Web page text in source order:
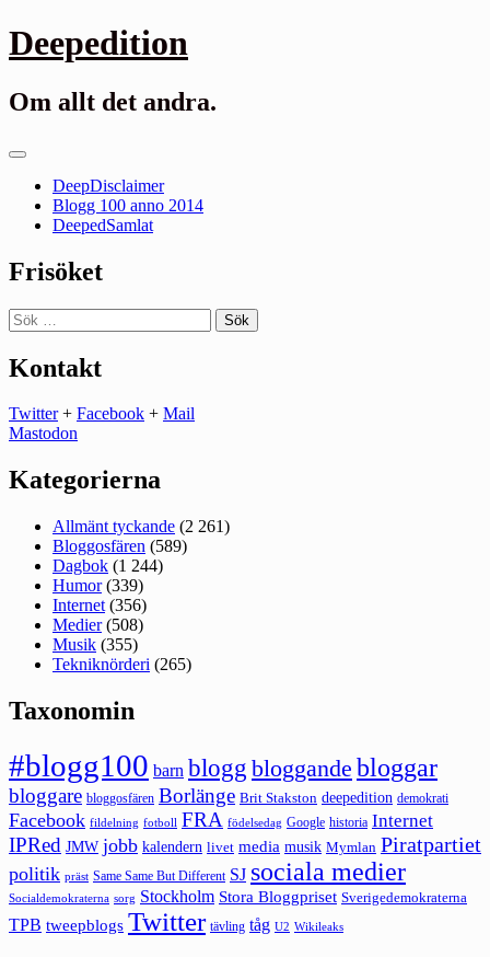
Gå
till
Deepedition
Om allt det andra.
Primär
DeepDisclaimer
Blogg 100 anno 2014
DeepedSamlat
Frisöket
Sök
efter:
Kontakt
Twitter+ Facebook + Mail
Mastodon
Kategorierna
Allmänt tyckande (2 261)
Bloggosfären (589)
Dagbok (1 244)
Humor(339)
Internet (356)
Medier(508)
Musik (355)
Tekniknörderi (265)
Taxonomin
#blogg100 barn blogg bloggande bloggar
bloggare bloggosfären Borlänge Brit Stakston deepedition demokrati
Facebook fildelning fotboll FRA födelsedag Google historia Internet
IPRed JMW jobb kalendern livet media musik Mymlan Piratpartiet
politik präst Same Same But Different SJ sociala medier
Socialdemokraterna sorg Stockholm Stora Bloggpriset Sverigedemokraterna
TPB tweepblogs Twitter tävling tåg U2 Wikileaks